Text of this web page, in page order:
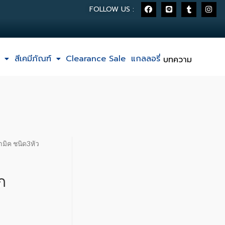
FOLLOW US :
สีเคมีภัณฑ์ Clearance Sale แกลลอรี่ บทความ
มิค ชนิด3หัว